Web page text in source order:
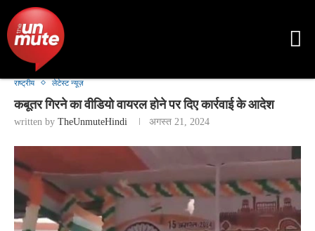
राष्ट्रीय लेटेस्ट न्यूज़
कबूतर गिरने का वीडियो वायरल होने पर दिए कार्रवाई के आदेश
written by TheUnmuteHindi अगस्त 21, 2024